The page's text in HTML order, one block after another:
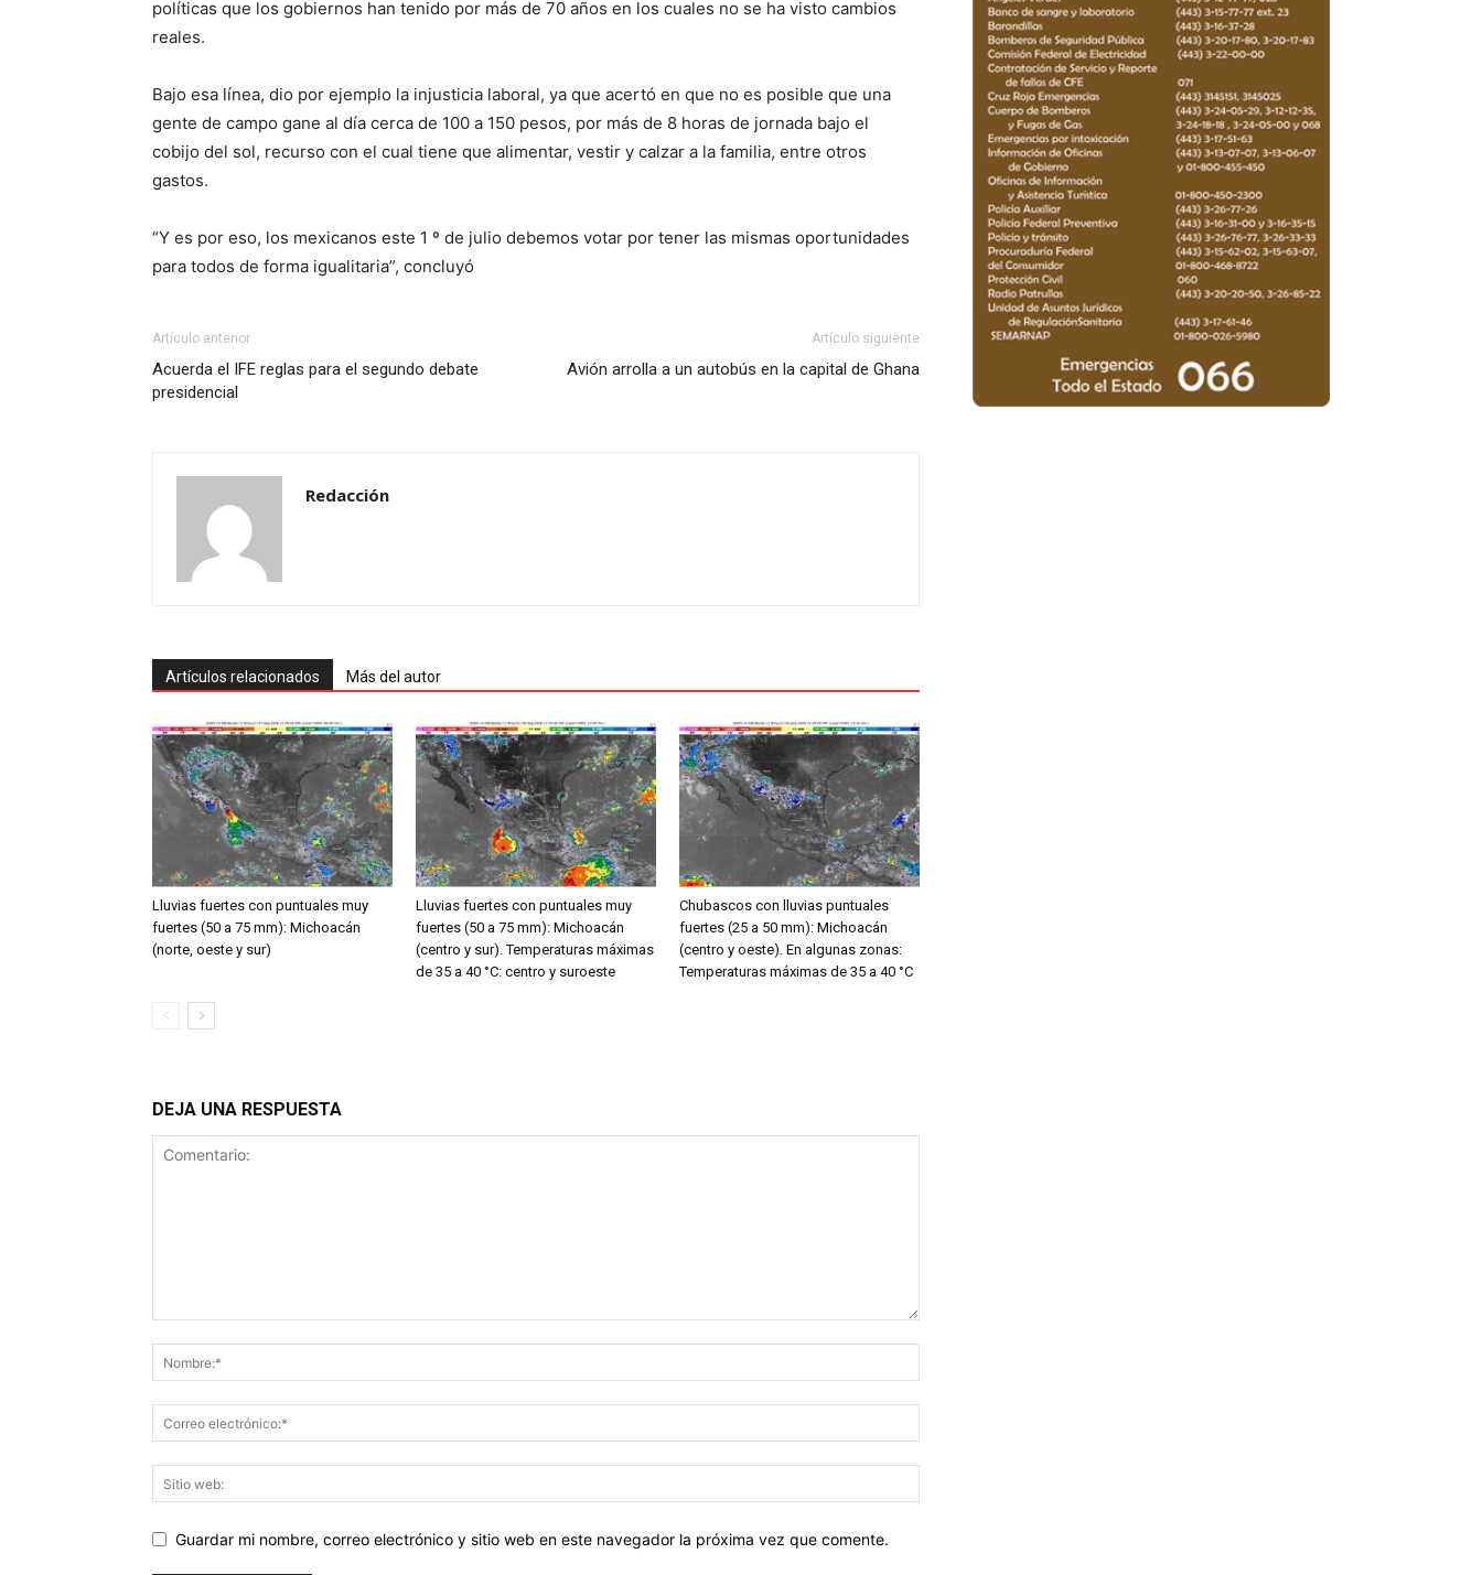
políticas que los gobiernos han tenido por más de 70 años en los cuales no se ha visto cambios
reales.
Bajo esa línea, dio por ejemplo la injusticia laboral, ya que acertó en que no es posible que una
gente de campo gane al día cerca de 100 a 150 pesos, por más de 8 horas de jornada bajo el
cobijo del sol, recurso con el cual tiene que alimentar, vestir y calzar a la familia, entre otros
gastos.
“Y es por eso, los mexicanos este 1 º de julio debemos votar por tener las mismas oportunidades
para todos de forma igualitaria”, concluyó
Artículo anterior
Acuerda el IFE reglas para el segundo debate
presidencial
Artículo siguiente
Avión arrolla a un autobús en la capital de Ghana
Redacción
Artículos relacionados Más del autor
Lluvias fuertes con puntuales muy
fuertes (50 a 75 mm): Michoacán
(norte, oeste y sur)
Lluvias fuertes con puntuales muy
fuertes (50 a 75 mm): Michoacán
(centro y sur). Temperaturas máximas
de 35 a 40 °C: centro y suroeste
Chubascos con lluvias puntuales
fuertes (25 a 50 mm): Michoacán
(centro y oeste). En algunas zonas:
Temperaturas máximas de 35 a 40 °C
DEJA UNA RESPUESTA
Guardar mi nombre, correo electrónico y sitio web en este navegador la próxima vez que comente.